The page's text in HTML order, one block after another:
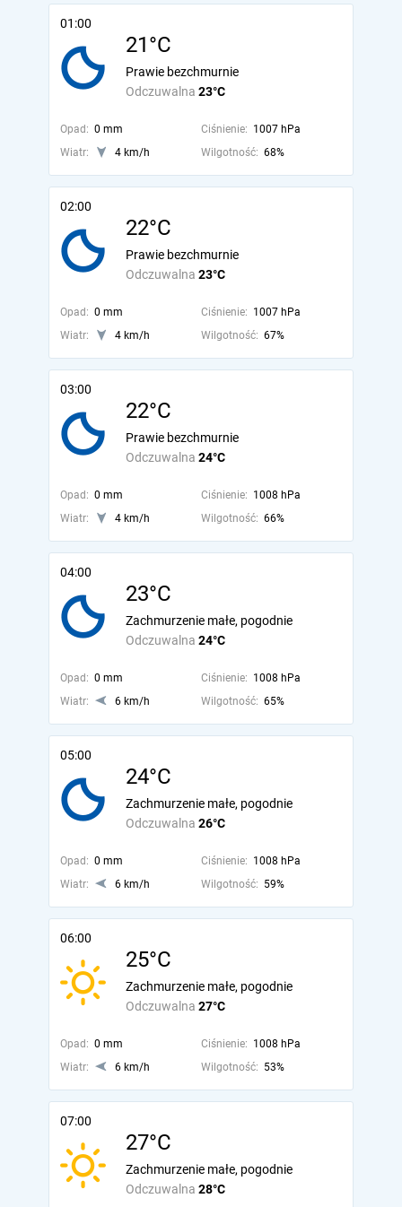
01:00
21°C
Odczuwalna 23°C
Prawie bezchmurnie
Opad: 0 mm Ciśnienie: 1007 hPa
Wiatr:
4 km/h Wilgotność: 68%
02:00
22°C
Odczuwalna 23°C
Prawie bezchmurnie
Opad: 0 mm Ciśnienie: 1007 hPa
Wiatr:
4 km/h Wilgotność: 67%
03:00
22°C
Odczuwalna 24°C
Prawie bezchmurnie
Opad: 0 mm Ciśnienie: 1008 hPa
Wiatr:
4 km/h Wilgotność: 66%
04:00
23°C
Odczuwalna 24°C
Zachmurzenie małe, pogodnie
Opad: 0 mm Ciśnienie: 1008 hPa
Wiatr:
6 km/h Wilgotność: 65%
05:00
24°C
Odczuwalna 26°C
Zachmurzenie małe, pogodnie
Opad: 0 mm Ciśnienie: 1008 hPa
Wiatr:
6 km/h Wilgotność: 59%
06:00
25°C
Odczuwalna 27°C
Zachmurzenie małe, pogodnie
Opad: 0 mm Ciśnienie: 1008 hPa
Wiatr:
6 km/h Wilgotność: 53%
07:00
27°C
Odczuwalna 28°C
Zachmurzenie małe, pogodnie